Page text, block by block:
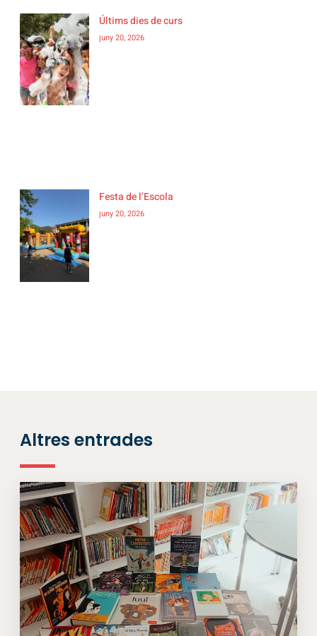
Últims dies de curs
juny 20, 2026
Festa de l’Escola
juny 20, 2026
Altres entrades